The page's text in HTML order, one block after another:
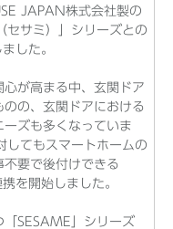
JAPAN株式会社製の
セサミ）」シリーズとの
した。
が高まる中、玄関ドア
の、玄関ドアにおける
ズも多くなっていま
してもスマートホームの
要で後付けできる
を開始しました。
「SESAME」シリーズ